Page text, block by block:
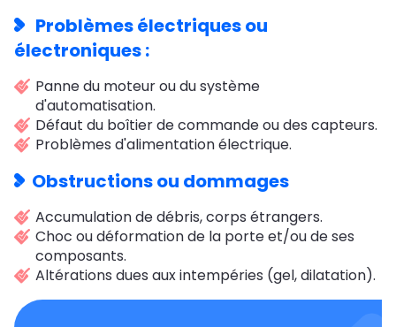
Problèmes électriques ou
électroniques :
Panne du moteur ou du système
d'automatisation.
Défaut du boîtier de commande ou des capteurs.
Problèmes d'alimentation électrique.
Obstructions ou dommages
Accumulation de débris, corps étrangers.
Choc ou déformation de la porte et/ou de ses
composants.
Altérations dues aux intempéries (gel, dilatation).